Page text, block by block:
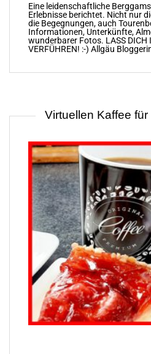
Eine leidenschaftliche
Erlebnisse berichtet. Nicht nur
die Begegnungen, auch
Informationen, Unterkünfte,
wunderbarer Fotos. LASS DICH
VERFÜHREN! :-) Allgäu
Virtuellen Kaffee